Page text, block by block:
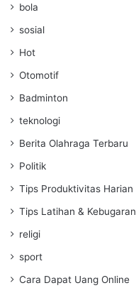
bola
sosial
Hot
Otomotif
Badminton
teknologi
Berita Olahraga Terbaru
Politik
Tips Produktivitas Harian
Tips Latihan & Kebugaran
religi
sport
Cara Dapat Uang Online